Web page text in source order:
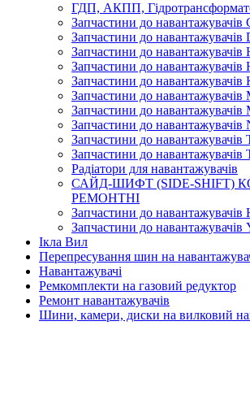
ГДП, АКПП,
Запчастини до навантажувачів
Запчастини до навантажувачів
Запчастини до навантажувачів
Запчастини до навантажувачів
Запчастини до навантажувачів
Запчастини до навантажувачів
Запчастини до навантажувачів
Запчастини до навантажувачів
Запчастини до навантажувачів
Запчастини до навантажувачів
Радіатори для навантажувачів
САЙД-ШИФТ (SIDE-SHIFT)
РЕМОНТНІ
Запчастини до навантажувачів
Запчастини до навантажувачів
Ікла Вил
Перепресування шин на
Навантажувачі
Ремкомплекти на газовий редуктор
Ремонт навантажувачів
Шини, камери, диски на вилковий